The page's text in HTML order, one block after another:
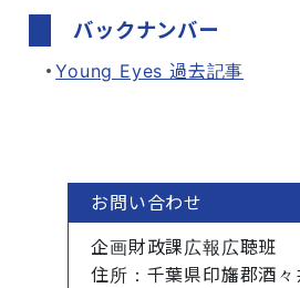
バックナンバー
Young Eyes 過去記事
お問い合わせ
企画財政課広報広聴班
住所 ：千葉県印旛郡酒